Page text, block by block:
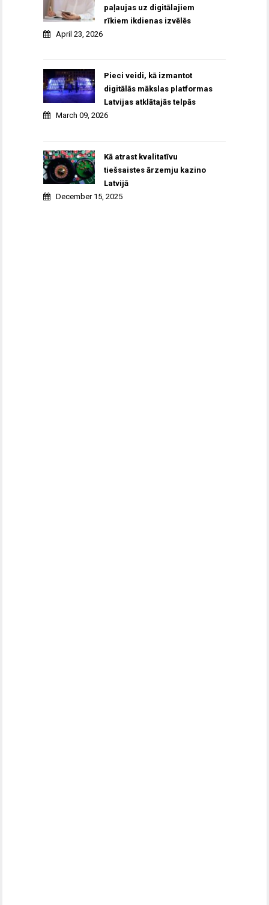
paļaujas uz digitālajiem
rīkiem ikdienas izvēlēs
April 23, 2026
Pieci veidi, kā izmantot
digitālās mākslas platformas
Latvijas atklātajās telpās
March 09, 2026
Kā atrast kvalitatīvu
tiešsaistes ārzemju kazino
Latvijā
December 15, 2025